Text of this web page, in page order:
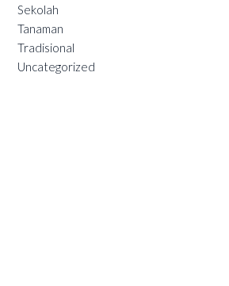
Sekolah
Tanaman
Tradisional
Uncategorized